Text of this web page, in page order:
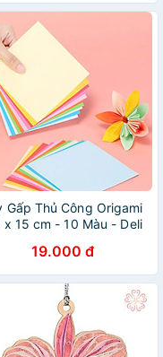
Gấp Thủ Công Origami
x 15 cm - 10 Màu - Deli
19.000 đ